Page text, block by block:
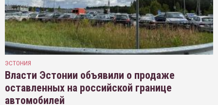
ЭСТОНИЯ
Власти Эстонии объявили о продаже
оставленных на российской границе
автомобилей